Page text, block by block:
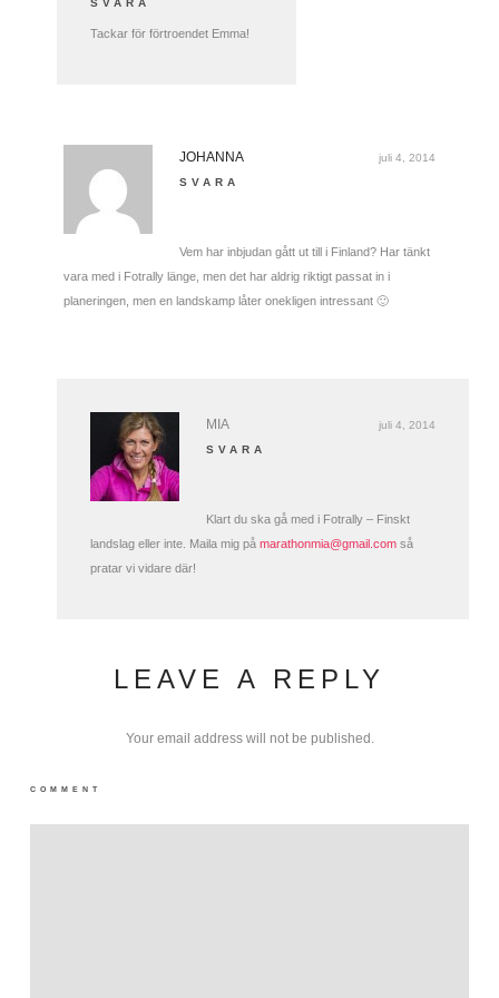
SVARA
Tackar för förtroendet Emma!
juli 4, 2014
JOHANNA
SVARA
Vem har inbjudan gått ut till i Finland? Har tänkt
vara med i Fotrally länge, men det har aldrig riktigt passat in i
planeringen, men en landskamp låter onekligen intressant 🙂
juli 4, 2014
MIA
SVARA
Klart du ska gå med i Fotrally – Finskt
landslag eller inte. Maila mig på marathonmia@gmail.comså
pratar vi vidare där!
LEAVE A REPLY
Your email address will not be published.
COMMENT